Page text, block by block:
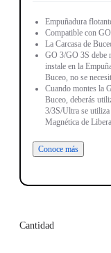
Empuñadura
Compatible con
La Carcasa de
GO 3/GO 3S debe
instale en la
Buceo, no se
Cuando montes la
Buceo, deberás
3/3S/Ultra se utiliza
Magnética de
Conoce más
Cantidad